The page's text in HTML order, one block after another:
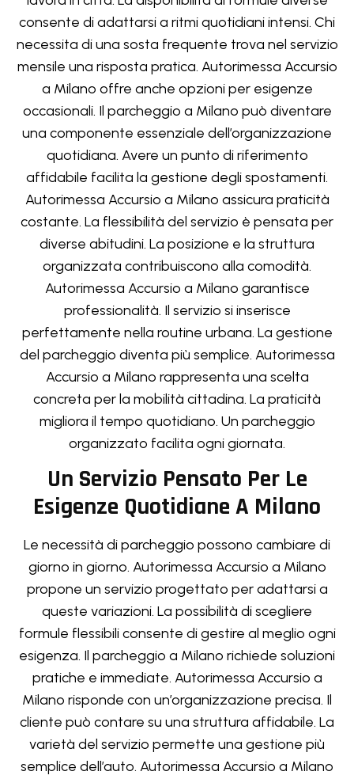
consente di adattarsi a ritmi quotidiani intensi. Chi
necessita di una sosta frequente trova nel servizio
mensile una risposta pratica. Autorimessa Accursio
a Milano offre anche opzioni per esigenze
occasionali. Il parcheggio a Milano può diventare
una componente essenziale dell’organizzazione
quotidiana. Avere un punto di riferimento
affidabile facilita la gestione degli spostamenti.
Autorimessa Accursio a Milano assicura praticità
costante. La flessibilità del servizio è pensata per
diverse abitudini. La posizione e la struttura
organizzata contribuiscono alla comodità.
Autorimessa Accursio a Milano garantisce
professionalità. Il servizio si inserisce
perfettamente nella routine urbana. La gestione
del parcheggio diventa più semplice. Autorimessa
Accursio a Milano rappresenta una scelta
concreta per la mobilità cittadina. La praticità
migliora il tempo quotidiano. Un parcheggio
organizzato facilita ogni giornata.
Un Servizio Pensato Per Le
Esigenze Quotidiane A Milano
Le necessità di parcheggio possono cambiare di
giorno in giorno. Autorimessa Accursio a Milano
propone un servizio progettato per adattarsi a
queste variazioni. La possibilità di scegliere
formule flessibili consente di gestire al meglio ogni
esigenza. Il parcheggio a Milano richiede soluzioni
pratiche e immediate. Autorimessa Accursio a
Milano risponde con un’organizzazione precisa. Il
cliente può contare su una struttura affidabile. La
varietà del servizio permette una gestione più
semplice dell’auto. Autorimessa Accursio a Milano